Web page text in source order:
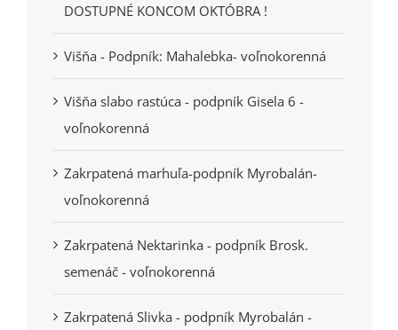
DOSTUPNÉ KONCOM OKTÓBRA !
Višňa - Podpník: Mahalebka- voľnokorenná
Višňa slabo rastúca - podpník Gisela 6 -
voľnokorenná
Zakrpatená marhuľa-podpník Myrobalán-
voľnokorenná
Zakrpatená Nektarinka - podpník Brosk.
semenáč - voľnokorenná
Zakrpatená Slivka - podpník Myrobalán -